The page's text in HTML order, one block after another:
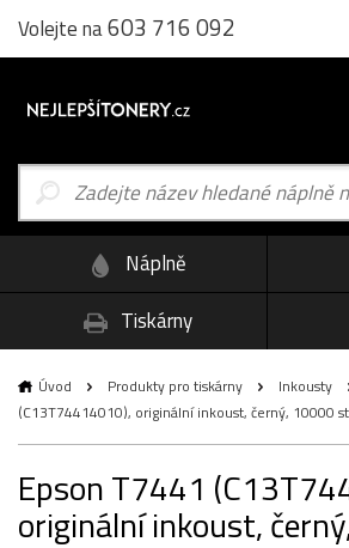
Volejte na603 716 092
Náplně
Tiskárny
Úvod Produkty pro tiskárny Inkousty
(C13T74414010), originální inkoust, černý, 10000
Epson T7441
originální inkoust,